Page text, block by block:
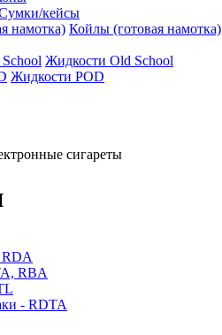
кейсы
Койлы (готовая намотка)
Жидкости Old School
Жидкости POD
сигареты
RBA
- RDTA